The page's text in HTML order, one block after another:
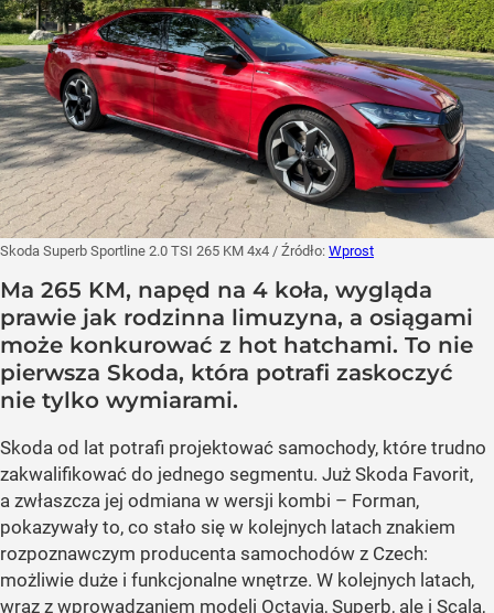
Skoda Superb Sportline 2.0 TSI 265 KM 4x4 / Źródło: Wprost
Ma 265 KM, napęd na 4 koła, wygląda
prawie jak rodzinna limuzyna, a osiągami
może konkurować z hot hatchami. To nie
pierwsza Skoda, która potrafi zaskoczyć
nie tylko wymiarami.
Skoda od lat potrafi projektować samochody, które trudno
zakwalifikować do jednego segmentu. Już Skoda Favorit,
a zwłaszcza jej odmiana w wersji kombi – Forman,
pokazywały to, co stało się w kolejnych latach znakiem
rozpoznawczym producenta samochodów z Czech:
możliwie duże i funkcjonalne wnętrze. W kolejnych latach,
wraz z wprowadzaniem modeli Octavia, Superb, ale i Scala,